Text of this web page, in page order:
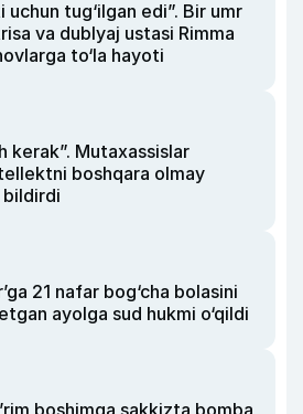
tug‘ilgan edi”. Bir umr
va dublyaj ustasi Rimma
to‘la hayoti
kerak”. Mutaxassislar
boshqara olmay
21 nafar bog‘cha bolasini
ayolga sud hukmi o‘qildi
boshimga sakkizta bomba